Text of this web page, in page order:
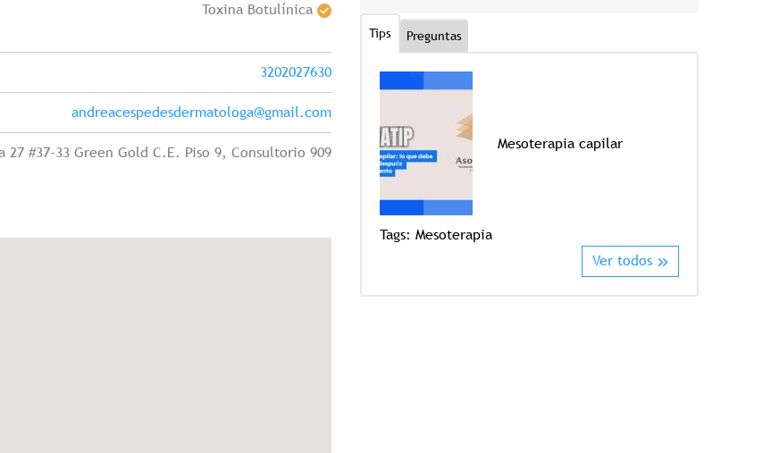
Toxina Botulínica
3202027630
andreacespedesdermatologa@gmail.com
27 #37-33 Green Gold C.E. Piso 9, Consultorio 909
Tips Preguntas
Tricología: Expertos en
salud capilar
Tags:Tricologia
Mesoterapia capilar
Tags: Mesoterapia
Ver todos